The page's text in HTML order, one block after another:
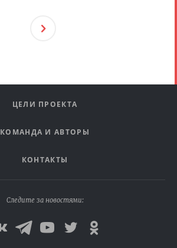
Ующ
ЦЕЛИ ПРОЕКТА
КОМАНДА И АВТОРЫ
КОНТАКТЫ
Следите за новостями: